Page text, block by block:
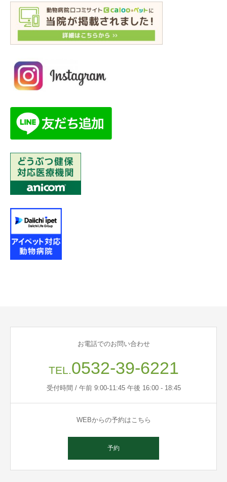
お電話でのお問い合わせ
TEL.0532-39-6221
受付時間 / 午前 9:00-11:45 午後 16:00 - 18:45
WEBからの予約はこちら
予約